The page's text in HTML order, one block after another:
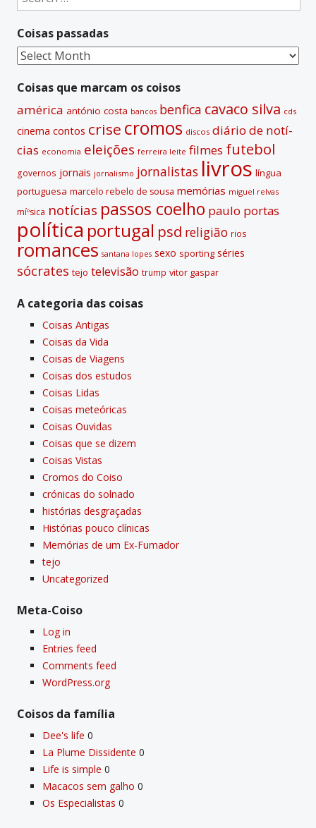
a
t
i
v
:
for:
Coisas passadas
Coisas
Coisas que marcam os coisos
américa antónio costa bancos benfica cavaco silva cds
cinema contos crise cromos discos diário de notí­
cias economia eleições ferreira leite filmes futebol
governos jornais jornalismo jornalistas livros lí­ngua
portuguesa marcelo rebelo de sousa memórias miguel relvas
míºsica notí­cias passos coelho paulo portas
polí­tica portugal psd religião rios
romances santana lopes sexo sporting séries
sócrates tejo televisão trump vitor gaspar
A categoria das coisas
Coisas Antigas
Coisas da Vida
Coisas de Viagens
Coisas dos estudos
Coisas Lidas
Coisas meteóricas
Coisas Ouvidas
Coisas que se dizem
Coisas Vistas
Cromos do Coiso
crónicas do solnado
histórias desgraçadas
Histórias pouco clí­nicas
Memórias de um Ex-Fumador
tejo
Uncategorized
Meta-Coiso
Log in
Entries feed
Comments feed
WordPress.org
Coisos da famí­lia
Dee's life 0
La Plume Dissidente 0
Life is simple 0
Macacos sem galho 0
Os Especialistas 0